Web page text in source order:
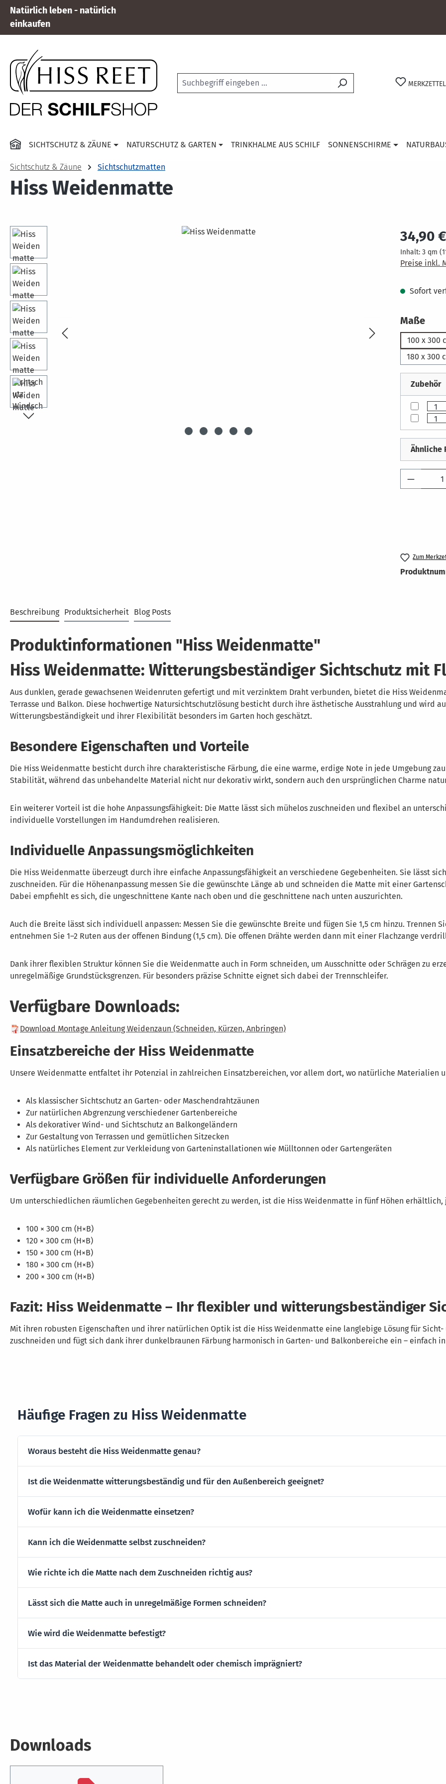
Hauptinhalt springen
Zur Suche springen
Zur Hauptnavigation springen
Natürlich leben - natürlich
einkaufen
MERKZETTEL
SICHTSCHUTZ & ZÄUNE NATURSCHUTZ & GARTEN TRINKHALME AUS SCHILF SONNENSCHIRME
Sichtschutz & Zäune Sichtschutzmatten
Hiss Weidenmatte
Bildergalerie überspringen Regulärer
34,90 €
Inhalt: 3 qm
Preise inkl.
Sofort
Maße
100 x 300
180 x 300
Zubehör
Ähnliche
Zum
Beschreibung Produktsicherheit Blog Posts
Produktinformationen "Hiss Weidenmatte"
Hiss Weidenmatte: Witterungsbeständiger Sichtschutz mit
Aus dunklen, gerade gewachsenen Weidenruten gefertigt und mit verzinktem Draht verbunden, bietet die Hiss
Terrasse und Balkon. Diese hochwertige Natursichtschutzlösung besticht durch ihre ästhetische Ausstrahlung und wird
Witterungsbeständigkeit und ihrer Flexibilität besonders im Garten hoch geschätzt.
Besondere Eigenschaften und Vorteile
Die Hiss Weidenmatte besticht durch ihre charakteristische Färbung, die eine warme, erdige Note in jede Umgebung
Stabilität, während das unbehandelte Material nicht nur dekorativ wirkt, sondern auch den ursprünglichen Charme
Ein weiterer Vorteil ist die hohe Anpassungsfähigkeit: Die Matte lässt sich mühelos zuschneiden und flexibel an
individuelle Vorstellungen im Handumdrehen realisieren.
Individuelle Anpassungsmöglichkeiten
Die Hiss Weidenmatte überzeugt durch ihre einfache Anpassungsfähigkeit an verschiedene Gegebenheiten. Sie lässt
zuschneiden. Für die Höhenanpassung messen Sie die gewünschte Länge ab und schneiden die Matte mit einer
Dabei empfiehlt es sich, die ungeschnittene Kante nach oben und die geschnittene nach unten auszurichten.
Auch die Breite lässt sich individuell anpassen: Messen Sie die gewünschte Breite und fügen Sie 1,5 cm hinzu. Trennen
entnehmen Sie 1–2 Ruten aus der offenen Bindung (1,5 cm). Die offenen Drähte werden dann mit einer Flachzange
Dank ihrer flexiblen Struktur können Sie die Weidenmatte auch in Form schneiden, um Ausschnitte oder Schrägen zu
unregelmäßige Grundstücksgrenzen. Für besonders präzise Schnitte eignet sich dabei der Trennschleifer.
Verfügbare Downloads:
Download Montage Anleitung Weidenzaun (Schneiden, Kürzen, Anbringen)
Einsatzbereiche der Hiss Weidenmatte
Unsere Weidenmatte entfaltet ihr Potenzial in zahlreichen Einsatzbereichen, vor allem dort, wo natürliche Materialien
Als klassischer Sichtschutz an Garten- oder Maschendrahtzäunen
Zur natürlichen Abgrenzung verschiedener Gartenbereiche
Als dekorativer Wind- und Sichtschutz an Balkongeländern
Zur Gestaltung von Terrassen und gemütlichen Sitzecken
Als natürliches Element zur Verkleidung von Garteninstallationen wie Mülltonnen oder Gartengeräten
Verfügbare Größen für individuelle Anforderungen
Um unterschiedlichen räumlichen Gegebenheiten gerecht zu werden, ist die Hiss Weidenmatte in fünf Höhen
100 × 300 cm (H×B)
120 × 300 cm (H×B)
150 × 300 cm (H×B)
180 × 300 cm (H×B)
200 × 300 cm (H×B)
Fazit: Hiss Weidenmatte – Ihr flexibler und witterungsbeständiger
Mit ihren robusten Eigenschaften und ihrer natürlichen Optik ist die Hiss Weidenmatte eine langlebige Lösung für
zuschneiden und fügt sich dank ihrer dunkelbraunen Färbung harmonisch in Garten- und Balkonbereiche ein – einfach
Häufige Fragen zu Hiss Weidenmatte
Woraus besteht die Hiss Weidenmatte genau?
Ist die Weidenmatte witterungsbeständig und für den Außenbereich geeignet?
Wofür kann ich die Weidenmatte einsetzen?
Kann ich die Weidenmatte selbst zuschneiden?
Wie richte ich die Matte nach dem Zuschneiden richtig aus?
Lässt sich die Matte auch in unregelmäßige Formen schneiden?
Wie wird die Weidenmatte befestigt?
Ist das Material der Weidenmatte behandelt oder chemisch imprägniert?
Downloads